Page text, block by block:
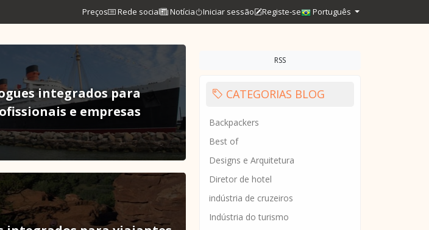
Preços Rede social Notícia Iniciar sessão Registe-se Português
integrados para
e empresas
RSS
CATEGORIAS BLOG
Backpackers
Best of
Designs e Arquitetura
Diretor de hotel
indústria de cruzeiros
Indústria do turismo